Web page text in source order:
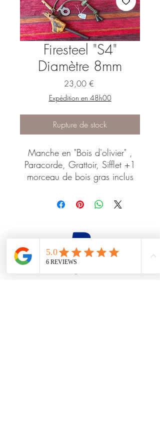
Firesteel "S4"
Diamètre 8mm
23,00 €Prix
Expédition en 48h00
Rupture de stock
Manche en "Bois d'olivier" ,
Paracorde, Grattoir, Sifflet +1
morceau de bois gras inclus